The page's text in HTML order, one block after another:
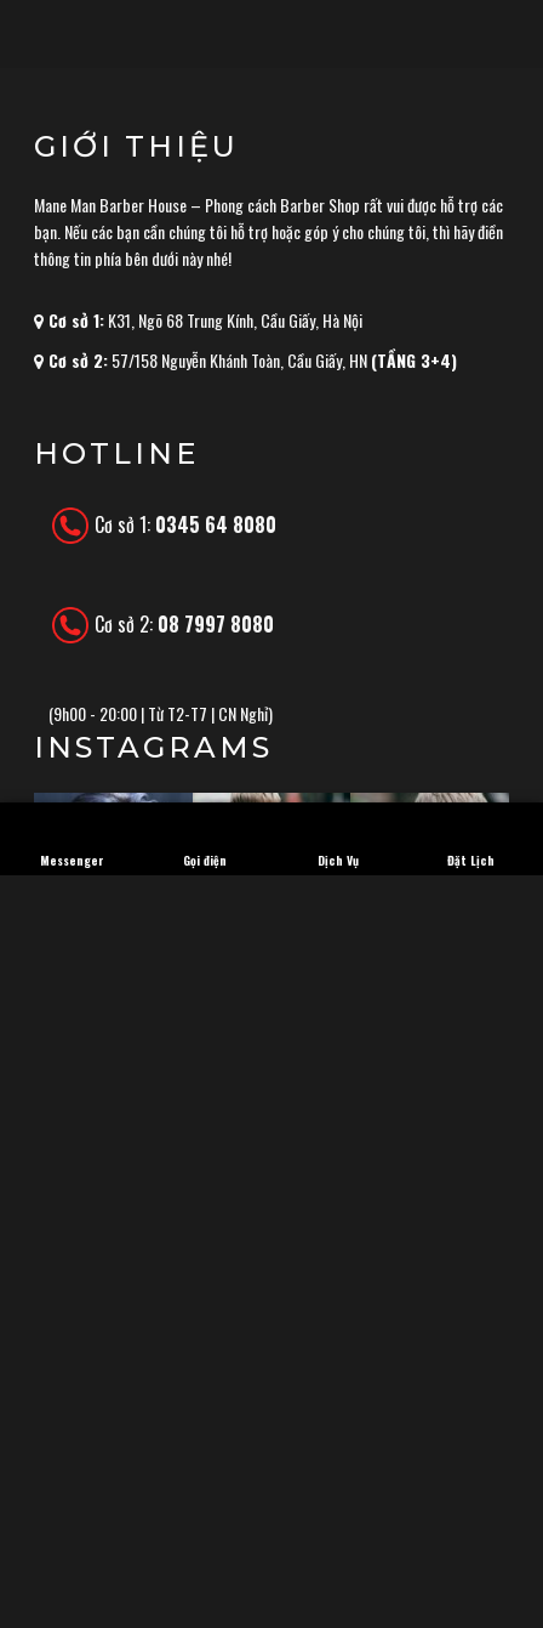
GIỚI THIỆU
Mane Man Barber House – Phong cách Barber Shop rất vui được hỗ trợ các
bạn. Nếu các bạn cần chúng tôi hỗ trợ hoặc góp ý cho chúng tôi, thì hãy điền
thông tin phía bên dưới này nhé!
Cơ sở 1:K31, Ngõ 68 Trung Kính, Cầu Giấy, Hà Nội
Cơ sở 2:57/158 Nguyễn Khánh Toàn, Cầu Giấy, HN(TẦNG 3+4)
HOTLINE
Cơ sở 1: 0345 64 8080
Cơ sở 2: 08 7997 8080
(9h00 - 20:00 | Từ T2-T7 | CN Nghỉ)
INSTAGRAMS
Đặt Lịch
Dịch Vụ
Gọi điện
Messenger